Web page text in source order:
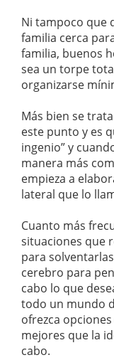
Ni tampoco que
familia cerca
familia, buenos
sea un torpe
organizarse
Más bien se
este punto y es
ingenio” y
manera más
empieza a
lateral que lo
Cuanto más
situaciones que
para
cerebro para
cabo lo que
todo un mundo
ofrezca
mejores que la
cabo.